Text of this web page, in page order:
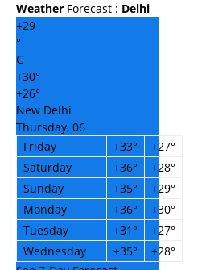
Weather Forecast : Delhi
+29
°
C
+30°
+26°
New Delhi
Thursday, 06
Friday
+33° +27°
Saturday
+36° +28°
Sunday
+35° +29°
Monday
+36° +30°
Tuesday
+31° +27°
Wednesday
+35° +28°